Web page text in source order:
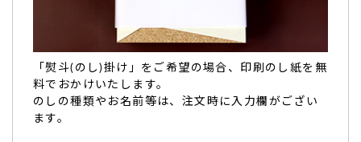
早くて助かりました。
しています。（購入者様）
ご購入頂いた商品：
「熨斗(のし)掛け」をご希望の場合、印刷のし紙を無
料でおかけいたします。
のしの種類やお名前等は、注文時に入力欄がござい
ます。